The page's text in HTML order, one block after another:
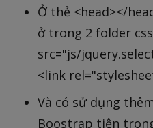
Ở thẻ <head></
ở trong 2 folder
src="js/
<link
Và có sử dụng
Boostrap tiện